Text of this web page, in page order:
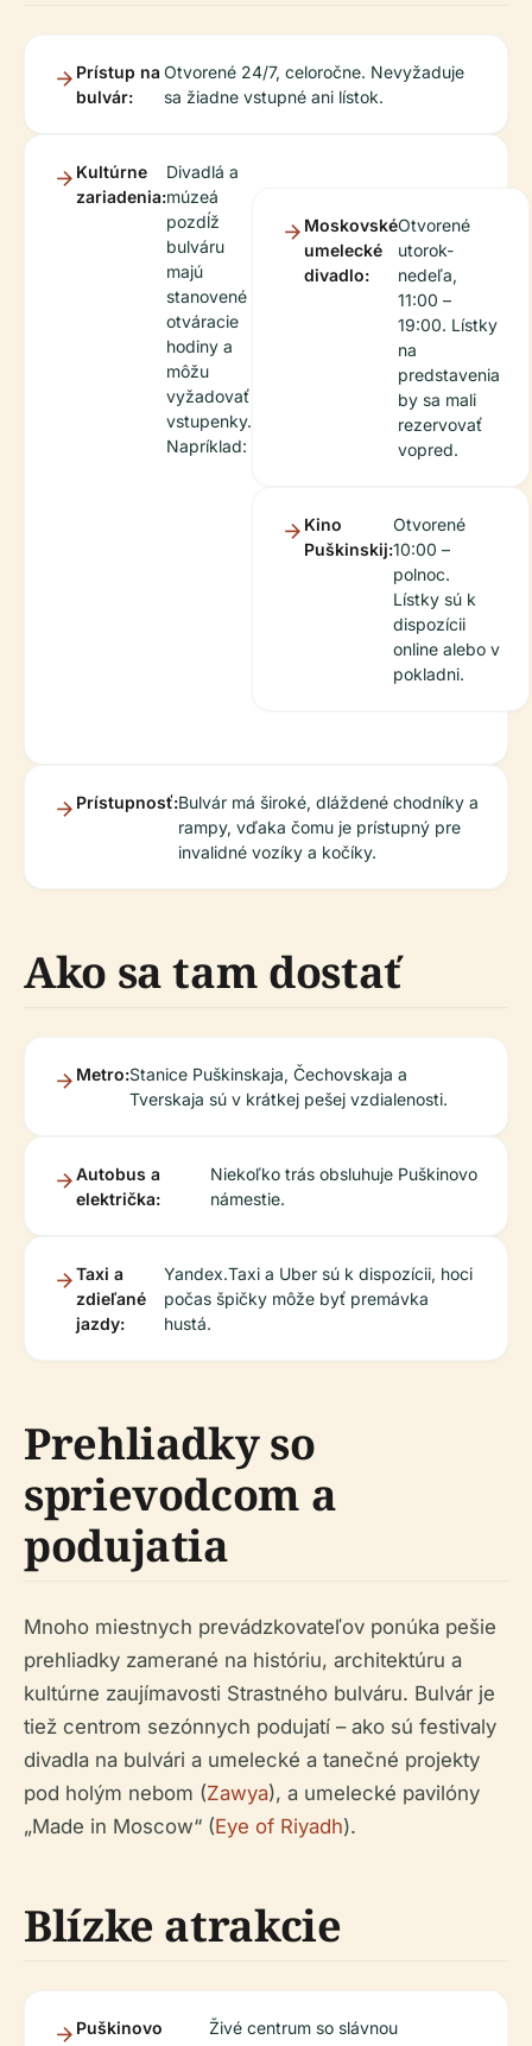
Prístup na
bulvár:
Otvorené 24/7, celoročne. Nevyžaduje
sa žiadne vstupné ani lístok.
Kultúrne
zariadenia:
Divadlá a
múzeá
pozdĺž
bulváru
majú
stanovené
otváracie
hodiny a
môžu
vyžadovať
vstupenky.
Napríklad:
Moskovské
umelecké
divadlo:
Otvorené
utorok-
nedeľa,
11:00 –
19:00. Lístky
na
predstavenia
by sa mali
rezervovať
vopred.
Kino
Puškinskij:
Otvorené
10:00 –
polnoc.
Lístky sú k
dispozícii
online alebo v
pokladni.
Prístupnosť:Bulvár má široké, dláždené chodníky a
rampy, vďaka čomu je prístupný pre
invalidné vozíky a kočíky.
Ako sa tam dostať
Metro:Stanice Puškinskaja, Čechovskaja a
Tverskaja sú v krátkej pešej vzdialenosti.
Autobus a
električka:
Niekoľko trás obsluhuje Puškinovo
námestie.
Taxi a
zdieľané
jazdy:
Yandex.Taxi a Uber sú k dispozícii, hoci
počas špičky môže byť premávka
hustá.
Prehliadky so
sprievodcom a
podujatia
Mnoho miestnych prevádzkovateľov ponúka pešie
prehliadky zamerané na históriu, architektúru a
kultúrne zaujímavosti Strastného bulváru. Bulvár je
tiež centrom sezónnych podujatí – ako sú festivaly
divadla na bulvári a umelecké a tanečné projekty
pod holým nebom (Zawya), a umelecké pavilóny
„Made in Moscow“ (Eye of Riyadh).
Blízke atrakcie
Puškinovo
Živé centrum so slávnou